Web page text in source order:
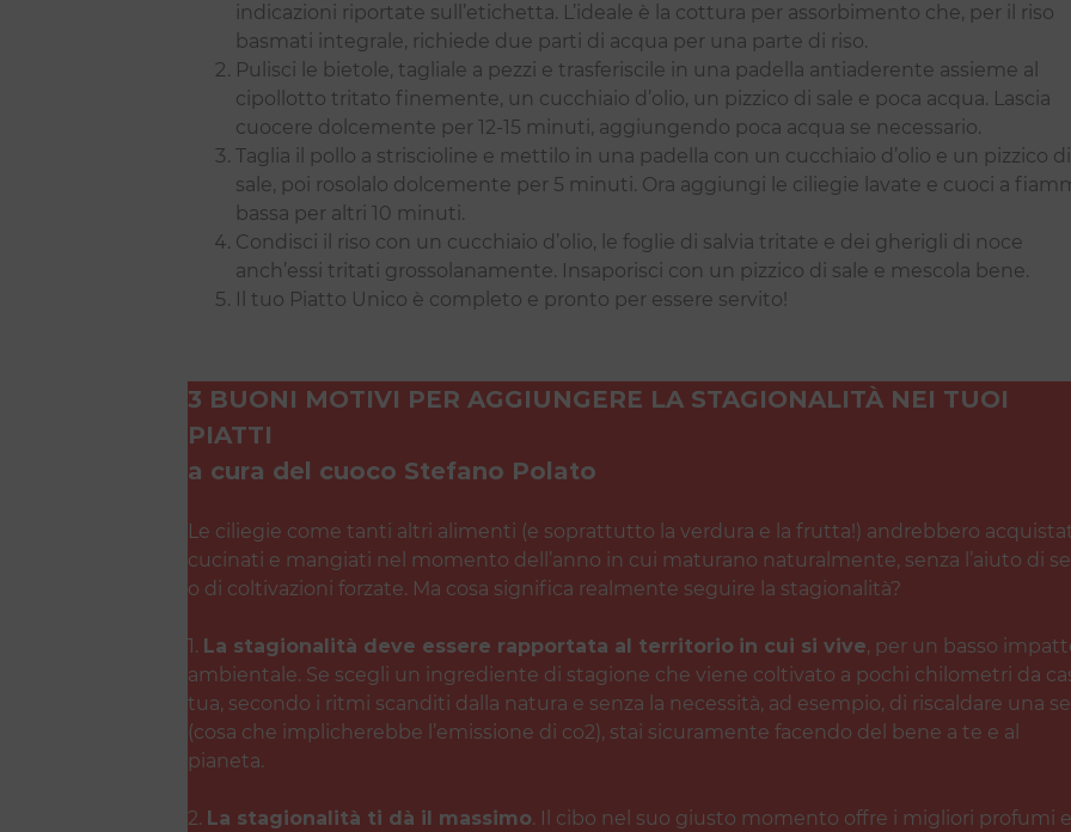
indicazioni riportate sull’etichetta. L’ideale è la cottura per assorbimento che, per il riso
basmati integrale, richiede due parti di acqua per una parte di riso.
Pulisci le bietole, tagliale a pezzi e trasferiscile in una padella antiaderente assieme al
cipollotto tritato finemente, un cucchiaio d’olio, un pizzico di sale e poca acqua. Lascia
cuocere dolcemente per 12-15 minuti, aggiungendo poca acqua se necessario.
Taglia il pollo a striscioline e mettilo in una padella con un cucchiaio d’olio e un pizzico di
sale, poi rosolalo dolcemente per 5 minuti. Ora aggiungi le ciliegie lavate e cuoci a
bassa per altri 10 minuti.
Condisci il riso con un cucchiaio d’olio, le foglie di salvia tritate e dei gherigli di noce
anch’essi tritati grossolanamente. Insaporisci con un pizzico di sale e mescola bene.
Il tuo Piatto Unico è completo e pronto per essere servito!
3 BUONI MOTIVI PER AGGIUNGERE LA STAGIONALITÀ NEI TUOI
PIATTI
a cura del cuoco Stefano Polato
Le ciliegie come tanti altri alimenti (e soprattutto la verdura e la frutta!) andrebbero
cucinati e mangiati nel momento dell’anno in cui maturano naturalmente, senza l’aiuto di
o di coltivazioni forzate. Ma cosa significa realmente seguire la stagionalità?
1. La stagionalità deve essere rapportata al territorio in cui si vive, per un basso
ambientale. Se scegli un ingrediente di stagione che viene coltivato a pochi chilometri da
tua, secondo i ritmi scanditi dalla natura e senza la necessità, ad esempio, di riscaldare una
(cosa che implicherebbe l’emissione di co2), stai sicuramente facendo del bene a te e al
pianeta.
2. La stagionalità ti dà il massimo. Il cibo nel suo giusto momento offre i migliori profumi e